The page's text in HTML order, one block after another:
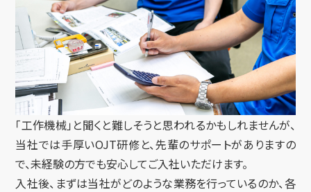
「工作機械」と聞くと難しそうと思われるかもしれませんが、
当社では手厚いOJT研修と、先輩のサポートがありますの
で、未経験の方でも安心してご入社いただけます。
入社後、まずは当社がどのような業務を行っているのか、各